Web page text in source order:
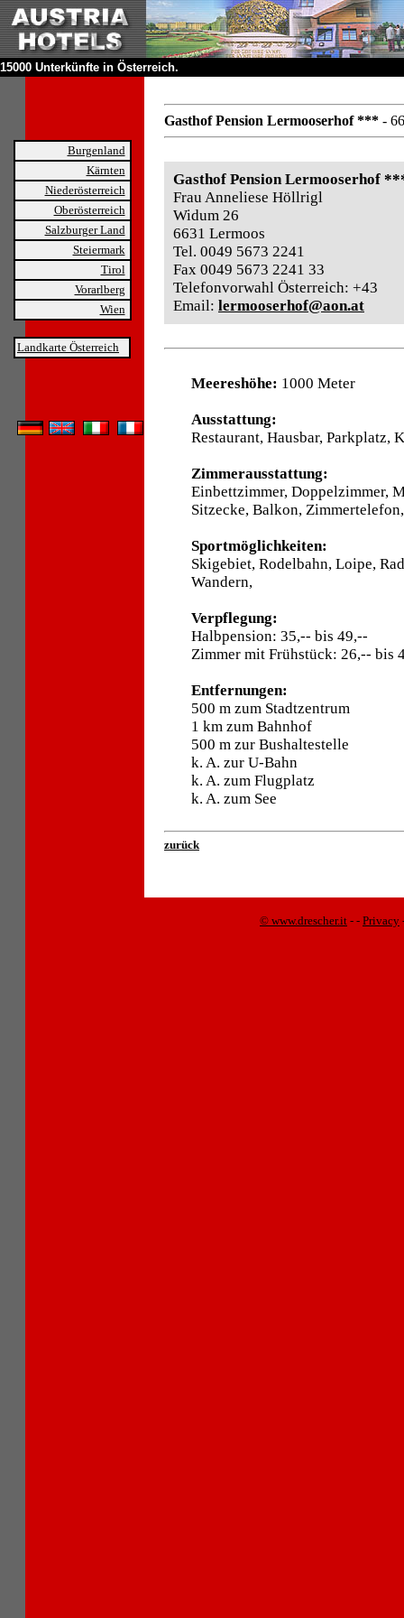
15000 Unterkünfte in Österreich.
Burgenland
Kärnten
Niederösterreich
Oberösterreich
Salzburger Land
Steiermark
Tirol
Vorarlberg
Wien
Landkarte Österreich
Gasthof Pension Lermooserhof *** -
Gasthof Pension Lermooserhof
Frau Anneliese Höllrigl
Widum 26
6631 Lermoos
Tel. 0049 5673 2241
Fax 0049 5673 2241 33
Telefonvorwahl Österreich: +43
Email: lermooserhof@aon.at
Meereshöhe: 1000 Meter
Ausstattung:
Restaurant, Hausbar, Parkplatz,
Zimmerausstattung:
Einbettzimmer, Doppelzimmer,
Sitzecke, Balkon,
Sportmöglichkeiten:
Skigebiet, Rodelbahn, Loipe,
Wandern,
Verpflegung:
Halbpension: 35,-- bis 49,--
Zimmer mit Frühstück: 26,-- bis
Entfernungen:
500 m zum Stadtzentrum
1 km zum Bahnhof
500 m zur Bushaltestelle
k. A. zur U-Bahn
k. A. zum Flugplatz
k. A. zum See
zurück
© www.drescher.it - - Privacy